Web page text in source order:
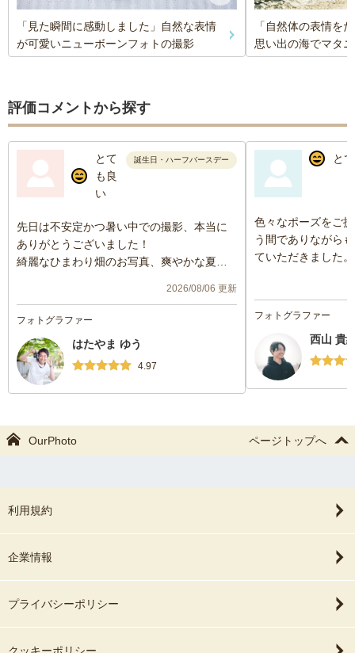
「見た瞬間に感動しました」自然な表情
が可愛いニューボーンフォトの撮影
「自然体の表情を
思い出の海でマタ
評価コメントから探す
とて
も良
い
誕生日・ハーフバースデー
先日は不安定かつ暑い中での撮影、本当に
ありがとうございました！
綺麗なひまわり畑のお写真、爽やかな夏を
弾ける笑顔の写真がたくさんで、娘の自然
体な表情を何度も引き出していただきまし
普段の家族のお出かけでは撮れない３ショ
ットもたくさん撮っていただきとっても嬉
しいです。
2026/08/06 更新
フォトグラファー
はたやま ゆう
4.97
と
色々なポーズをご
う間でありながら
ていただきました。
ございます！
フォトグラファー
西山 貴
OurPhoto ページトップへ
利用規約
企業情報
プライバシーポリシー